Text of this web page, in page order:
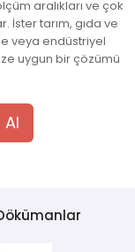
aralıkları ve çok
İster tarım, gıda ve
veya endüstriyel
uygun bir çözümü